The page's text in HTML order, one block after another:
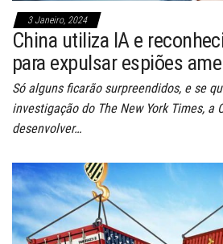
3 Janeiro, 2024
China utiliza IA e
para expulsar espiões
Só alguns ficarão surpreendidos, e se
investigação do The New York Times, a
desenvolver…